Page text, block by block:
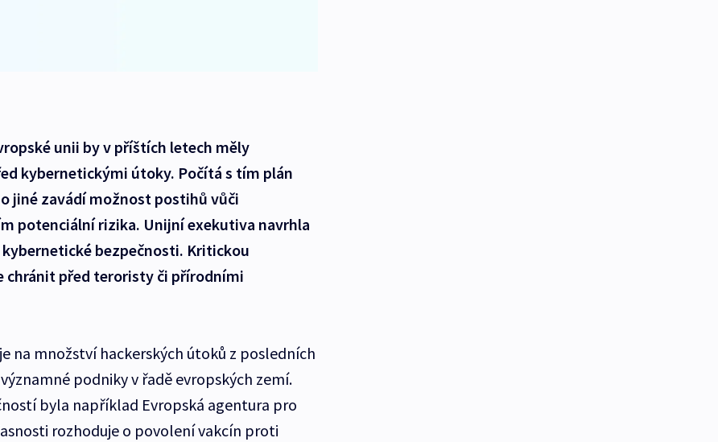
unii by v příštích letech měly
kybernetickými útoky. Počítá s tím plán
jiné zavádí možnost postihů vůči
potenciální rizika. Unijní exekutiva navrhla
bezpečnosti. Kritickou
chránit před teroristy či přírodními
na množství hackerských útoků z posledních
podniky v řadě evropských zemí.
byla například Evropská agentura pro
rozhoduje o povolení vakcín proti